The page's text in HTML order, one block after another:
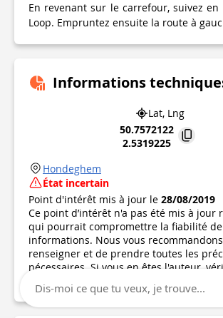
En revenant sur le carrefour, suivez en
Loop. Empruntez ensuite la route à
Informations
Lat, Lng
50.7572122
2.5319225
Hondeghem
État incertain
Point d'intérêt mis à jour le 28/08/2019
Ce point d’intérêt n'a pas été mis à jour
qui pourrait compromettre la fiabilité de
informations. Nous vous
renseigner et de prendre toutes les
nécessaires. Si vous en êtes l'auteur,
Dis-moi ce que tu veux, je trouve...